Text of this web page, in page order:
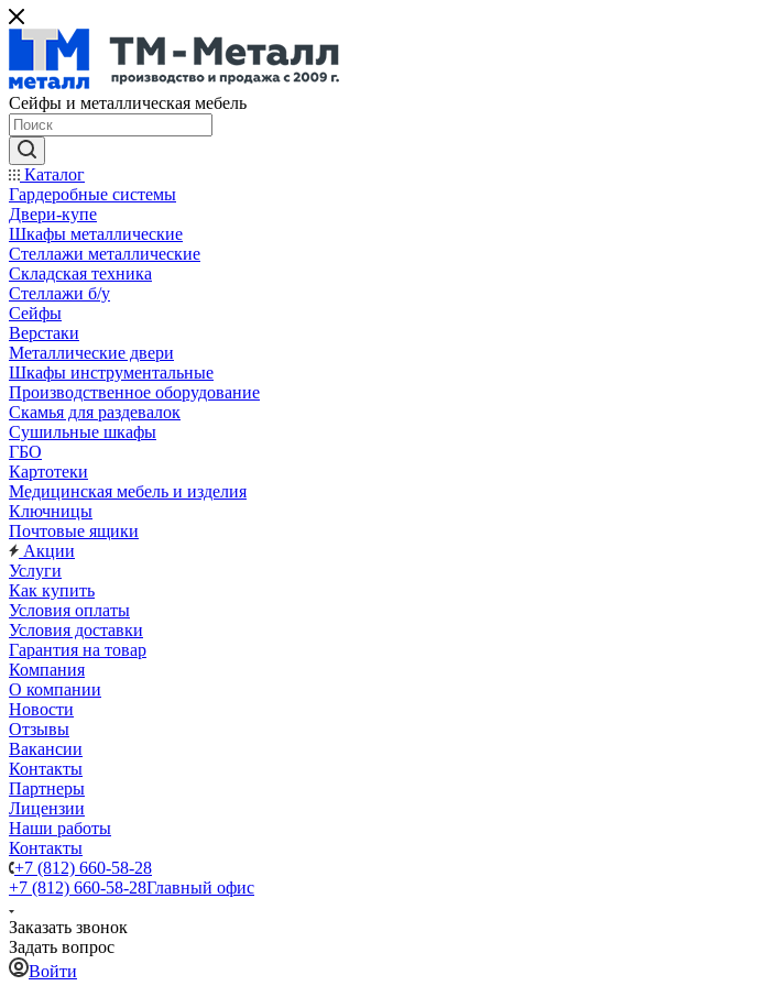
Сейфы и металлическая мебель
Каталог
Гардеробные системы
Двери-купе
Шкафы металлические
Стеллажи металлические
Складская техника
Стеллажи б/у
Сейфы
Верстаки
Металлические двери
Шкафы инструментальные
Производственное оборудование
Скамья для раздевалок
Сушильные шкафы
ГБО
Картотеки
Медицинская мебель и изделия
Ключницы
Почтовые ящики
Акции
Услуги
Как купить
Условия оплаты
Условия доставки
Гарантия на товар
Компания
О компании
Новости
Отзывы
Вакансии
Контакты
Партнеры
Лицензии
Наши работы
Контакты
+7 (812) 660-58-28
+7 (812) 660-58-28Главный офис
Заказать звонок
Задать вопрос
Войти